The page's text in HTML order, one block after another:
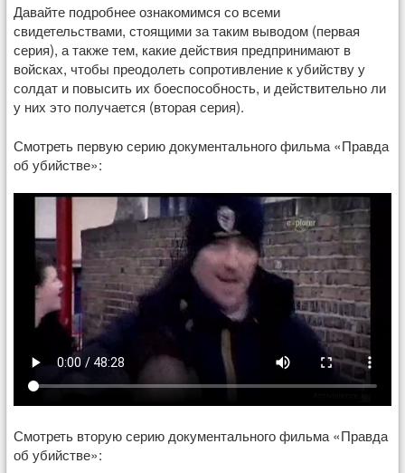
Давайте подробнее ознакомимся со всеми
свидетельствами, стоящими за таким выводом (первая
серия), а также тем, какие действия предпринимают в
войсках, чтобы преодолеть сопротивление к убийству у
солдат и повысить их боеспособность, и действительно ли
у них это получается (вторая серия).
Смотреть первую серию документального фильма «Правда
об убийстве»:
Смотреть вторую серию документального фильма «Правда
об убийстве»: